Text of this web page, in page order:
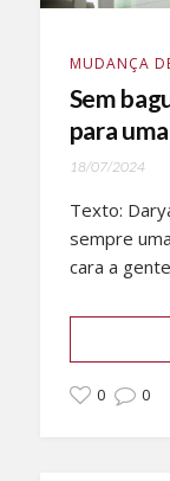
MUDANÇA
Sem
para
18/07/2024
Texto:
sempre
cara a
0 0